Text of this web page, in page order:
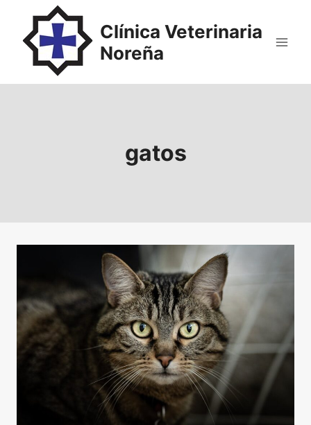
contenido
Clínica Veterinaria
Noreña
gatos